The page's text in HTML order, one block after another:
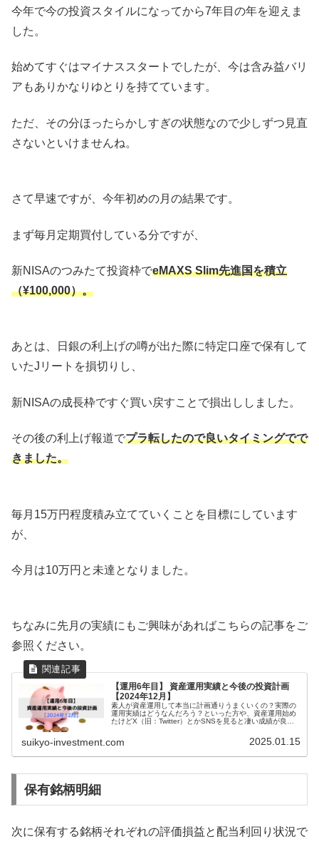
今年で今の投資スタイルになってから7年目の年を迎えま
した。
始めてすぐはマイナススタートでしたが、今は含み益バリ
アもありかなりゆとりを持てています。
ただ、その分ほったらかしすぎの状態なので少しずつ見直
さないといけませんね。
さて早速ですが、今年初めの月の結果です。
まず毎月定期買付している分ですが、
新NISAのつみたて投資枠でeMAXS Slim先進国を積立
（¥100,000）。
あとは、日銀の利上げの噂が出た際に特定口座で保有して
いたJリートを損切りし、
新NISAの成長枠ですぐ買い戻すことで損出ししました。
その後の利上げ報道でプラ転したので良いタイミングでで
きました。
毎月15万円程度積み立てていくことを目標にしています
が、
今月は10万円と未達となりました。
ちなみに先月の実績にもご興味があればこちらの記事をご
参照ください。
【運用6年目】 資産運用実績と今後の投資計画
【2024年12月】
素人が資産運用して本当に計画通りうまくいくの？実際の
運用実績はどうなんだろう？といった方や、資産運用始め
たけどX（旧：Twitter）とかSNSを見ると凄い成績が良い
suikyo-investment.com 2025.01.15
保有銘柄明細
次に保有する銘柄それぞれの評価損益と配当利回り状況で